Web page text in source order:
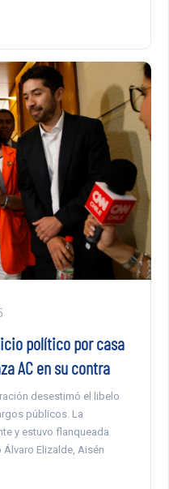
político por casa
AC en su contra
desestimó el libelo
públicos. La
y estuvo flanqueada
Elizalde, Aisén